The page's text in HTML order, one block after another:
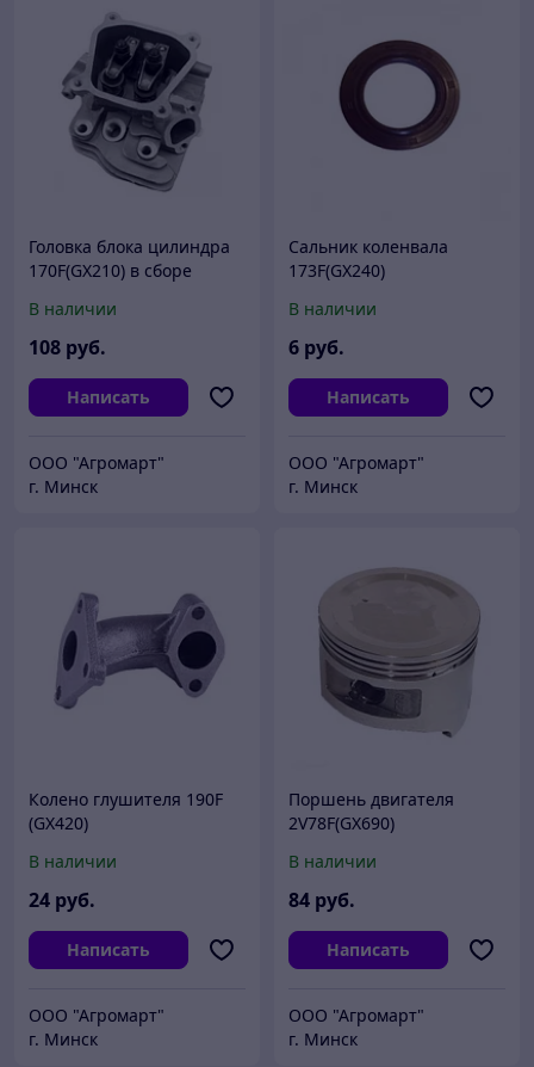
Головка блока цилиндра
170F(GX210) в сборе
В наличии
108 руб.
Написать
ООО "Агромарт"
г. Минск
Сальник коленвала
173F(GX240)
В наличии
6 руб.
Написать
ООО "Агромарт"
г. Минск
Колено глушителя 190F
(GX420)
В наличии
24 руб.
Написать
ООО "Агромарт"
г. Минск
Поршень двигателя
2V78F(GX690)
В наличии
84 руб.
Написать
ООО "Агромарт"
г. Минск